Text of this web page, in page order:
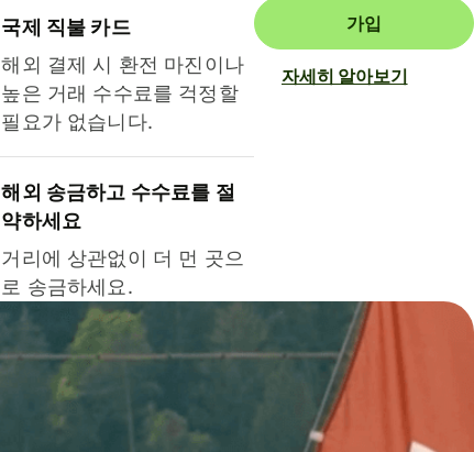
국제 직불 카드
해외 결제 시 환전 마진이나
높은 거래 수수료를 걱정할
필요가 없습니다.
해외 송금하고 수수료를 절
약하세요
거리에 상관없이 더 먼 곳으
로 송금하세요.
가입
자세히 알아보기